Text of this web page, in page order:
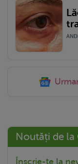
Noutăți de la
Înscrie-te la